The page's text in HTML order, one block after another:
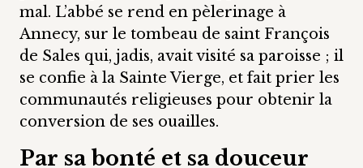
mal. L’abbé se rend en pèlerinage à
Annecy, sur le tombeau de saint François
de Sales qui, jadis, avait visité sa paroisse ; il
se confie à la Sainte Vierge, et fait prier les
communautés religieuses pour obtenir la
conversion de ses ouailles.
Par sa bonté et sa douceur